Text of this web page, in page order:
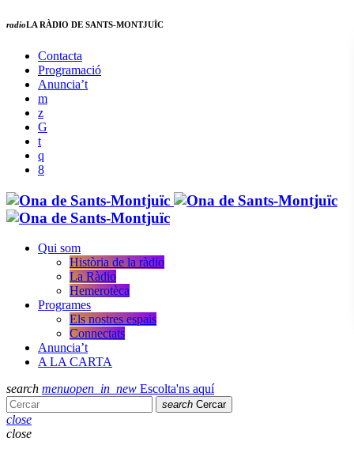
radioLA RÀDIO DE SANTS-MONTJUÏC
Contacta
Programació
Anuncia’t
Qui som
Història de la ràdio
La Ràdio
Hemerotèca
Programes
Els nostres espais
Connectats
Anuncia’t
A LA CARTA
search menuopen_in_new Escolta'ns aquí
search Cercar
close
close